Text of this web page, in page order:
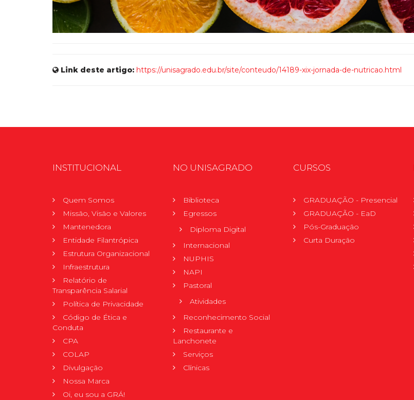
Link deste artigo: https://unisagrado.edu.br/site/conteudo/14189-xix-jornada-de-nutricao.html
INSTITUCIONAL
Quem Somos
Missão, Visão e Valores
Mantenedora
Entidade Filantrópica
Estrutura Organizacional
Infraestrutura
Relatório de
Transparência Salarial
Política de Privacidade
Código de Ética e
Conduta
CPA
COLAP
Divulgação
Nossa Marca
Oi, eu sou a GRÁ!
NO UNISAGRADO
Biblioteca
Egressos
Diploma Digital
Internacional
NUPHIS
NAPI
Pastoral
Atividades
Reconhecimento Social
Restaurante e
Lanchonete
Serviços
Clínicas
CURSOS
GRADUAÇÃO - Presencial
GRADUAÇÃO - EaD
Pós-Graduação
Curta Duração